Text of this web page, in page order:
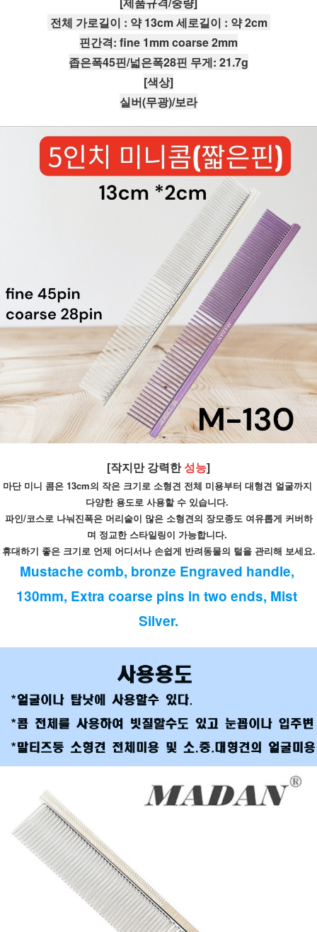
전체 가로길이 : 약 13cm 세로길이 : 약 2cm
핀간격: fine 1mm coarse 2mm
좁은폭45핀/넓은폭28핀 무게: 21.7g
[색상]
실버(무광)/보라
[작지만 강력한 성능]
마단 미니 콤은 13cm의 작은 크기로 소형견 전체 미용부터 대형견 얼굴까지
다양한 용도로 사용할 수 있습니다.
파인/코스로 나눠진폭은 머리숱이 많은 소형견의 장모종도 여유롭게 커버하
며 정교한 스타일링이 가능합니다.
휴대하기 좋은 크기로 언제 어디서나 손쉽게 반려동물의 털을 관리해 보세요.
Mustache comb, bronze Engraved handle,
130mm, Extra coarse pins in two ends, Mist
Silver.